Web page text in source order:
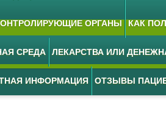
ОРГАНЫ КАК
СРЕДА ЛЕКАРСТВА ИЛИ
ИНФОРМАЦИЯ ОТЗЫВЫ